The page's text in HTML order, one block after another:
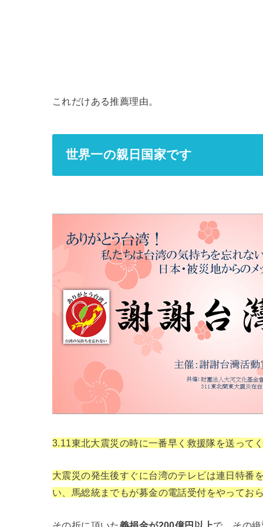
これだけある推薦理由。
世界一の親日国家です
3.11東北大震災の時に一番早く救援隊を送って
大震災の発生後すぐに台湾のテレビは連日特番
い、馬総統までもが募金の電話受付をやってお